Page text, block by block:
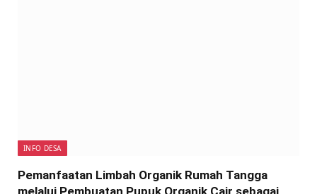
INFO DESA
Pemanfaatan Limbah Organik Rumah Tangga
melalui Pembuatan Pupuk Organik Cair sebagai